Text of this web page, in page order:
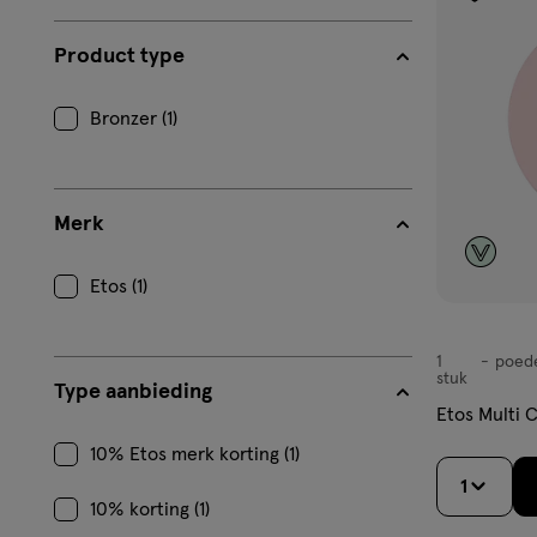
Product type
Bronzer (1)
Merk
Etos (1)
Type aanbieding
10% Etos merk korting (1)
10% korting (1)
poeder
1
stuk
Etos Multi
1